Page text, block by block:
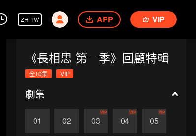
ZH-TW APP VIP
《長相思 第一季》回顧特輯
全10集 VIP
劇集
01 02 03
VIP
04
VIP
05
VIP